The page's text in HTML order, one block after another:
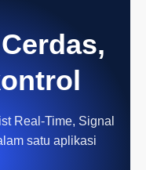
Real-Time, Signal
satu aplikasi